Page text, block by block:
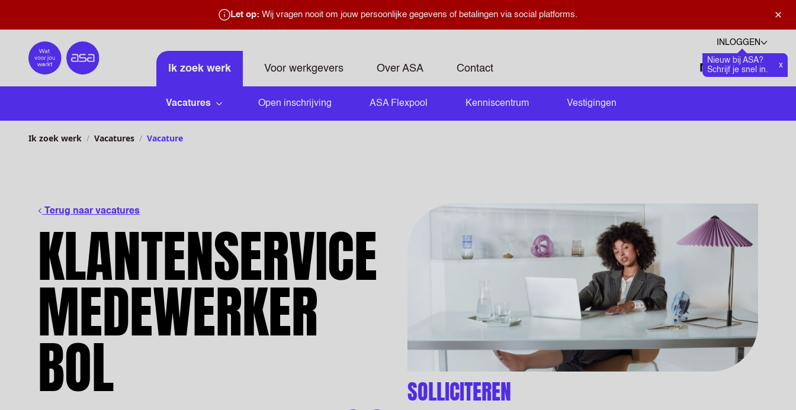
×
Let op: Wij vragen nooit om jouw persoonlijke gegevens of betalingen via social platforms.
Home
INLOGGEN
Nieuw bij ASA?
Schrijf je snel in.
x
Ik zoek werk Voor werkgevers Over ASA Contact
Talen
Zoeken openen
0
Vacatures
Open inschrijving ASA Flexpool Kenniscentrum Vestigingen
Ik zoek werk Vacatures Vacature
Terug naar vacatures
KLANTENSERVICE
MEDEWERKER
BOL SOLLICITEREN